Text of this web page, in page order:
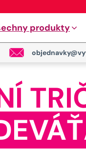
produkty